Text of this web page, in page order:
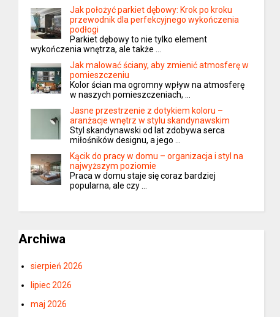
Jak położyć parkiet dębowy: Krok po kroku
przewodnik dla perfekcyjnego wykończenia
podłogi
Parkiet dębowy to nie tylko element
wykończenia wnętrza, ale także …
Jak malować ściany, aby zmienić atmosferę w
pomieszczeniu
Kolor ścian ma ogromny wpływ na atmosferę
w naszych pomieszczeniach, …
Jasne przestrzenie z dotykiem koloru –
aranżacje wnętrz w stylu skandynawskim
Styl skandynawski od lat zdobywa serca
miłośników designu, a jego …
Kącik do pracy w domu – organizacja i styl na
najwyższym poziomie
Praca w domu staje się coraz bardziej
popularna, ale czy …
Archiwa
sierpień 2026
lipiec 2026
maj 2026